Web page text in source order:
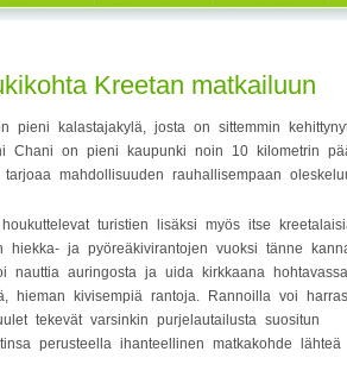
Kreetan matkailuun
pieni kalastajakylä, josta on sittemmin
Chani on pieni kaupunki noin 10 kilometrin
mahdollisuuden rauhallisempaan
turistien lisäksi myös itse
hiekka- ja pyöreäkivirantojen vuoksi tänne
nauttia auringosta ja uida kirkkaana hohtavassa
hieman kivisempiä rantoja. Rannoilla voi
tekevät varsinkin purjelautailusta suositun
perusteella ihanteellinen matkakohde lähteä